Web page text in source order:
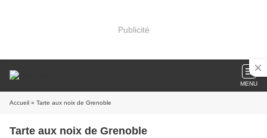
Publicité
MENU
Accueil » Tarte aux noix de Grenoble
Tarte aux noix de Grenoble